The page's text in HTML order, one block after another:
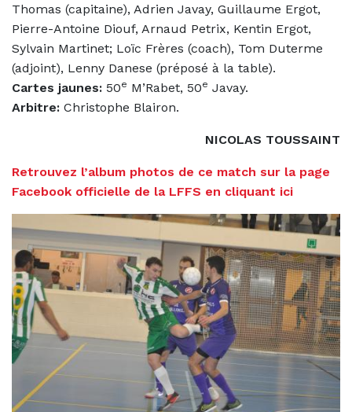
Thomas (capitaine), Adrien Javay, Guillaume Ergot,
Pierre-Antoine Diouf, Arnaud Petrix, Kentin Ergot,
Sylvain Martinet; Loïc Frères (coach), Tom Duterme
(adjoint), Lenny Danese (préposé à la table).
Cartes jaunes: 50e M’Rabet, 50e Javay.
Arbitre: Christophe Blairon.
NICOLAS TOUSSAINT
Retrouvez l’album photos de ce match sur la page
Facebook officielle de la LFFS en cliquant ici